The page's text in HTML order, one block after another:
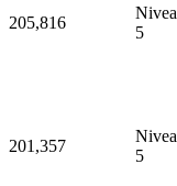
205,816
5
201,357
5